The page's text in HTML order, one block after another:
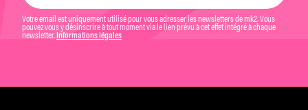
Votre email est uniquement utilisé pour vous adresser les newsletters de mk2. Vous
pouvez vous y désinscrire à tout moment via le lien prévu à cet effet intégré à chaque
newsletter. Informations légales